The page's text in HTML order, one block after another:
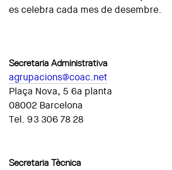
es celebra cada mes de desembre.
Secretaria Administrativa
agrupacions@coac.net
Plaça Nova, 5 6a planta
08002 Barcelona
Tel. 93 306 78 28
Secretaria Tècnica